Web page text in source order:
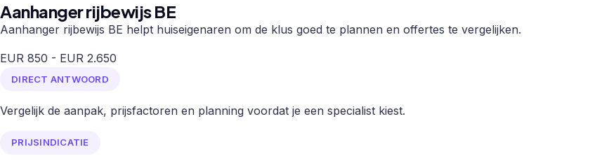
Aanhanger rijbewijs BE
Aanhanger rijbewijs BE helpt huiseigenaren om de klus goed te plannen en offertes te vergelijken.
EUR 850 - EUR 2.650
DIRECT ANTWOORD
Vergelijk de aanpak, prijsfactoren en planning voordat je een specialist kiest.
PRIJSINDICATIE